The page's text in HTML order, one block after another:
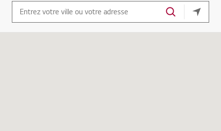
Votre